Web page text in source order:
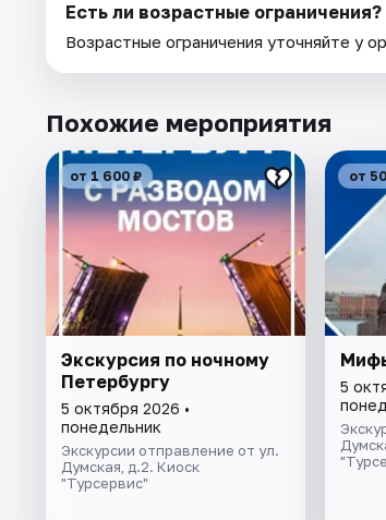
Есть ли возрастные ограничения?
Возрастные ограничения уточняйте у
Похожие мероприятия
от 1 600 ₽
Экскурсия по ночному
Петербургу
5 октября 2026 •
понедельник
Экскурсии отправление от ул.
Думская, д.2. Киоск
"Турсервис"
от
5